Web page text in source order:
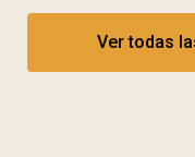
Ver todas